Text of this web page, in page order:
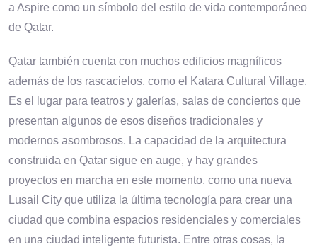
a Aspire como un símbolo del estilo de vida contemporáneo
de Qatar.
Qatar también cuenta con muchos edificios magníficos
además de los rascacielos, como el Katara Cultural Village.
Es el lugar para teatros y galerías, salas de conciertos que
presentan algunos de esos diseños tradicionales y
modernos asombrosos. La capacidad de la arquitectura
construida en Qatar sigue en auge, y hay grandes
proyectos en marcha en este momento, como una nueva
Lusail City que utiliza la última tecnología para crear una
ciudad que combina espacios residenciales y comerciales
en una ciudad inteligente futurista. Entre otras cosas, la